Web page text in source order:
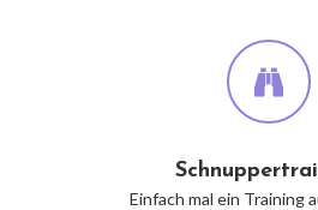
Einfach mal ein Training